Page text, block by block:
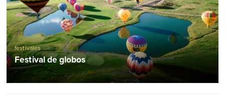
festivales
Festival de globos